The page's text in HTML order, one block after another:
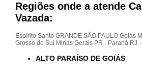
Regiões onde a atende
Vazada:
Espírito Santo GRANDE SÃO PAULO Goiás
Grosso do Sul
Minas Gerais PR - Paraná RJ
ALTO PARAÍSO DE GOIÁS